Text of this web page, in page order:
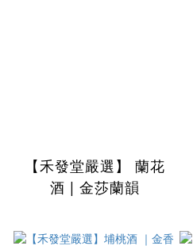
【禾發堂嚴選】 蘭花
酒 | 金莎蘭韻